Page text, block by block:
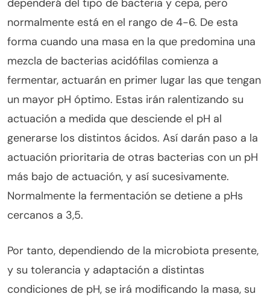
dependerá del tipo de bacteria y cepa, pero
normalmente está en el rango de 4-6. De esta
forma cuando una masa en la que predomina una
mezcla de bacterias acidófilas comienza a
fermentar, actuarán en primer lugar las que tengan
un mayor pH óptimo. Estas irán ralentizando su
actuación a medida que desciende el pH al
generarse los distintos ácidos. Así darán paso a la
actuación prioritaria de otras bacterias con un pH
más bajo de actuación, y así sucesivamente.
Normalmente la fermentación se detiene a pHs
cercanos a 3,5.
Por tanto, dependiendo de la microbiota presente,
y su tolerancia y adaptación a distintas
condiciones de pH, se irá modificando la masa, su